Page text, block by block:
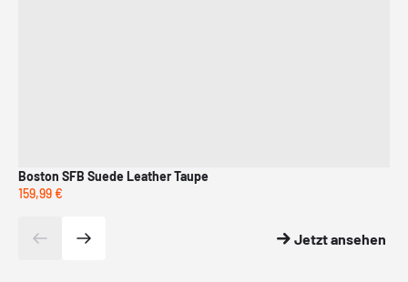
Boston SFB Suede Leather Taupe
159,99 €
Jetzt ansehen